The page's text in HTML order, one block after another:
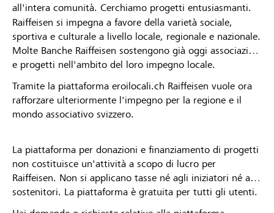
all'intera comunità. Cerchiamo progetti entusiasmanti.
Raiffeisen si impegna a favore della varietà sociale,
sportiva e culturale a livello locale, regionale e nazionale.
Molte Banche Raiffeisen sostengono già oggi associazioni
e progetti nell'ambito del loro impegno locale.
Tramite la piattaforma eroilocali.ch Raiffeisen vuole ora
rafforzare ulteriormente l'impegno per la regione e il
mondo associativo svizzero.
La piattaforma per donazioni e finanziamento di progetti
non costituisce un'attività a scopo di lucro per
Raiffeisen. Non si applicano tasse né agli iniziatori né ai
sostenitori. La piattaforma è gratuita per tutti gli utenti.